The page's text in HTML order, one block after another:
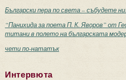
Български пера по света – събудете
“Панихида за поета П. К. Яворов” от
титани в полето на българската
чети по-нататък
Интервюта